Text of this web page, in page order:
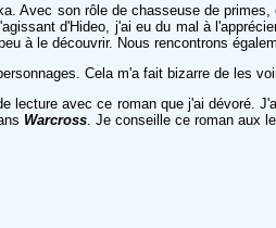
Avec son rôle de chasseuse de
d'Hideo, j'ai eu du mal à
à le découvrir. Nous rencontrons
Cela m'a fait bizarre de les
lecture avec ce roman que j'ai dévoré.
Warcross . Je conseille ce roman aux